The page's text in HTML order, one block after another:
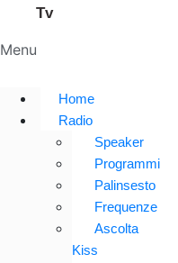
Tv
Menu
Home
Radio
Speaker
Programmi
Palinsesto
Frequenze
Ascolta
Kiss